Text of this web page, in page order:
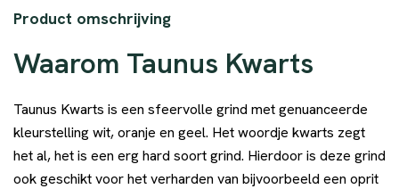
Product omschrijving
Waarom Taunus Kwarts
Taunus Kwarts is een sfeervolle grind met genuanceerde
kleurstelling wit, oranje en geel. Het woordje kwarts zegt
het al, het is een erg hard soort grind. Hierdoor is deze grind
ook geschikt voor het verharden van bijvoorbeeld een oprit